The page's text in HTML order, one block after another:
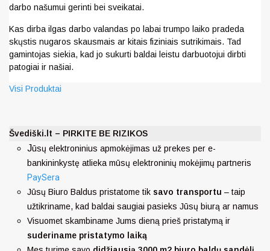
darbo našumui gerinti bei sveikatai.
Kas dirba ilgas darbo valandas po labai trumpo laiko pradeda
skųstis nugaros skausmais ar kitais fiziniais sutrikimais. Tad
gamintojas siekia, kad jo sukurti baldai leistu darbuotojui dirbti
patogiai ir našiai.
Visi Produktai
Švediški.lt – PIRKITE BE RIZIKOS
Jūsų elektroninius apmokėjimas už prekes per e-
bankininkystę atlieka mūsų elektroninių mokėjimų partneris
PaySera
Jūsų Biuro Baldus pristatome tik savo transportu – taip
užtikriname, kad baldai saugiai pasieks Jūsų biurą ar namus
Visuomet skambiname Jums dieną prieš pristatymą ir
suderiname pristatymo laiką